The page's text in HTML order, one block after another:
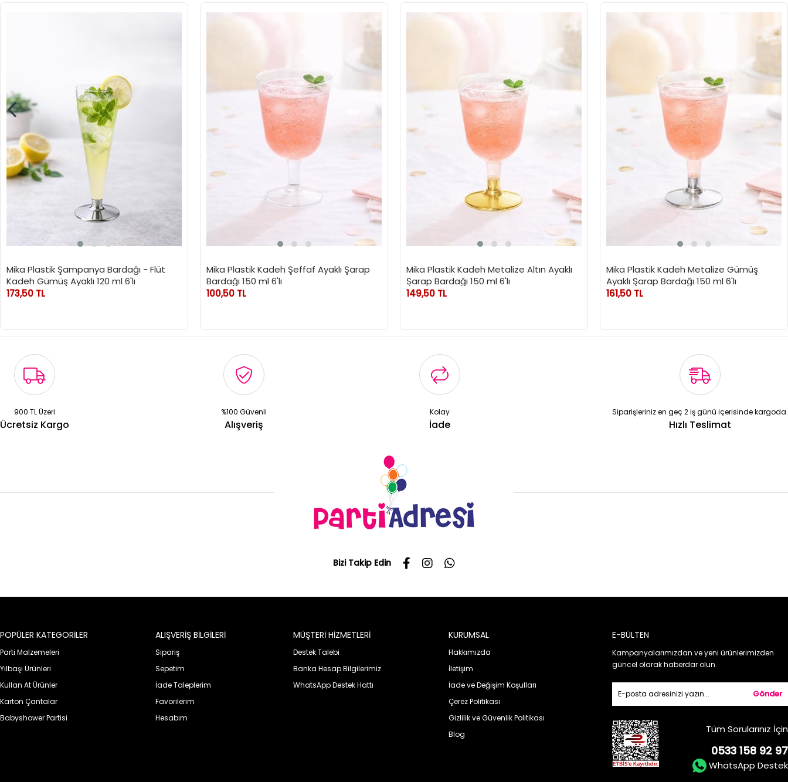
Mika Plastik Şampanya Bardağı - Flüt
Kadeh Gümüş Ayaklı 120 ml 6'lı
173,50 TL
Mika Plastik Kadeh Şeffaf Ayaklı Şarap
Bardağı 150 ml 6'lı
100,50 TL
Mika Plastik Kadeh Metalize Altın Ayaklı
Şarap Bardağı 150 ml 6'lı
149,50 TL
Mika Plastik Kadeh Metalize Gümüş
Ayaklı Şarap Bardağı 150 ml 6'lı
161,50 TL
900 TL Üzeri
Ücretsiz Kargo
%100 Güvenli
Alışveriş
Kolay
İade
Siparişleriniz en geç 2 iş günü içerisinde kargoda.
Hızlı Teslimat
Bizi Takip Edin
POPÜLER KATEGORİLER
Parti Malzemeleri
Yılbaşı Ürünleri
Kullan At Ürünler
Karton Çantalar
Babyshower Partisi
ALIŞVERİŞ BİLGİLERİ
Sipariş
Sepetim
İade Taleplerim
Favorilerim
Hesabım
MÜŞTERİ HİZMETLERİ
Destek Talebi
Banka Hesap Bilgilerimiz
WhatsApp Destek Hattı
KURUMSAL
Hakkımızda
İletişim
İade ve Değişim Koşulları
Çerez Politikası
Gizlilik ve Güvenlik Politikası
Blog
E-BÜLTEN
Kampanyalarımızdan ve yeni ürünlerimizden
güncel olarak haberdar olun.
Gönder
Tüm Sorularınız İçin
0533 158 92 97
WhatsApp Destek